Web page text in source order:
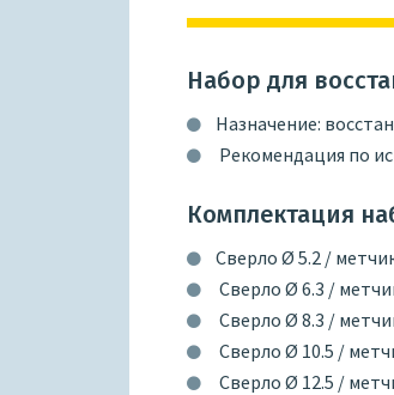
Набор для
Назначение:
Рекомендация по
Комплектация
Сверло Ø 5.2 /
Сверло Ø 6.3 /
Сверло Ø 8.3 /
Сверло Ø 10.5 /
Сверло Ø 12.5 /